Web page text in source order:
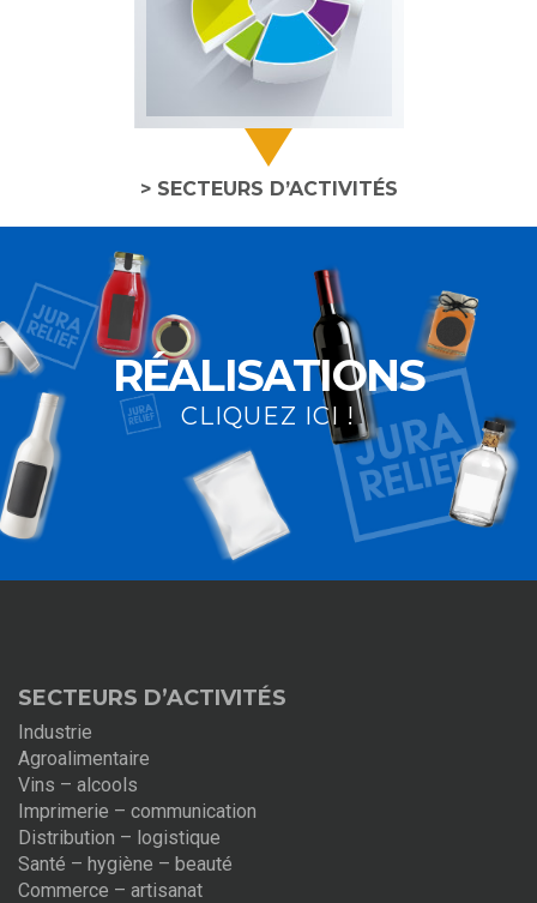
> SECTEURS D’ACTIVITÉS
RÉALISATIONS
CLIQUEZ ICI !
SECTEURS D’ACTIVITÉS
Industrie
Agroalimentaire
Vins – alcools
Imprimerie – communication
Distribution – logistique
Santé – hygiène – beauté
Commerce – artisanat